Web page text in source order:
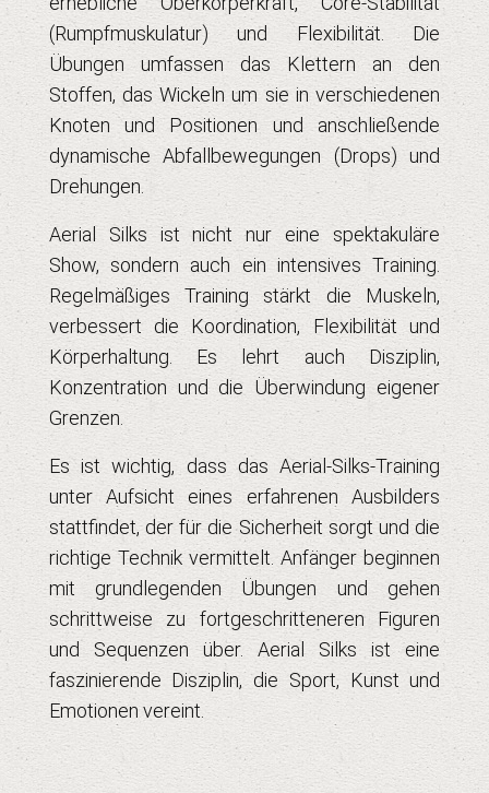
(Rumpfmuskulatur) und Flexibilität. Die
Übungen umfassen das Klettern an den
Stoffen, das Wickeln um sie in verschiedenen
Knoten und Positionen und anschließende
dynamische Abfallbewegungen (Drops) und
Drehungen.
Aerial Silks ist nicht nur eine spektakuläre
Show, sondern auch ein intensives Training.
Regelmäßiges Training stärkt die Muskeln,
verbessert die Koordination, Flexibilität und
Körperhaltung. Es lehrt auch Disziplin,
Konzentration und die Überwindung eigener
Grenzen.
Es ist wichtig, dass das Aerial-Silks-Training
unter Aufsicht eines erfahrenen Ausbilders
stattfindet, der für die Sicherheit sorgt und die
richtige Technik vermittelt. Anfänger beginnen
mit grundlegenden Übungen und gehen
schrittweise zu fortgeschritteneren Figuren
und Sequenzen über. Aerial Silks ist eine
faszinierende Disziplin, die Sport, Kunst und
Emotionen vereint.